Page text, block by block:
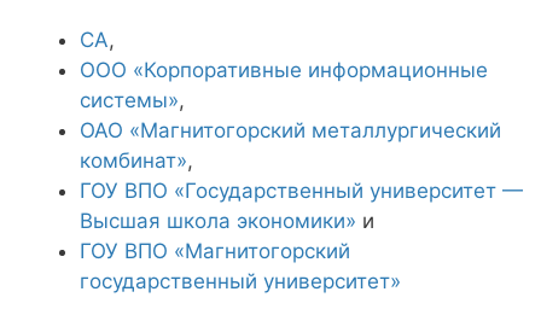
CA,
ООО «Корпоративные информационные
системы»,
ОАО «Магнитогорский металлургический
комбинат»,
ГОУ ВПО «Государственный университет —
Высшая школа экономики» и
ГОУ ВПО «Магнитогорский
государственный университет»